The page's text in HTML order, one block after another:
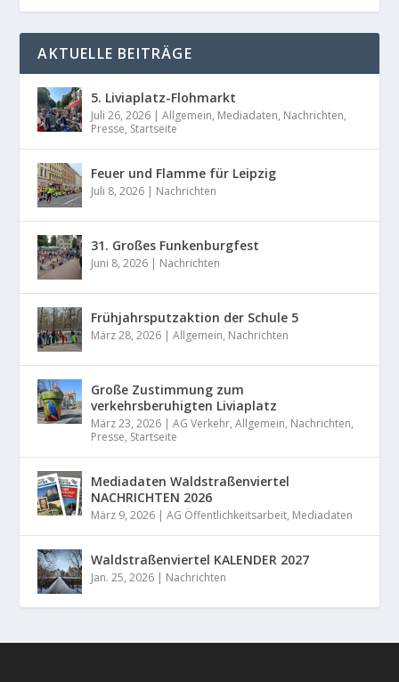
AKTUELLE BEITRÄGE
5. Liviaplatz-Flohmarkt
Juli 26, 2026 |Allgemein, Mediadaten, Nachrichten,
Presse, Startseite
Feuer und Flamme für Leipzig
Juli 8, 2026 | Nachrichten
31. Großes Funkenburgfest
Juni 8, 2026 | Nachrichten
Frühjahrsputzaktion der Schule 5
März 28, 2026 |Allgemein, Nachrichten
Große Zustimmung zum
verkehrsberuhigten Liviaplatz
März 23, 2026 |AG Verkehr,Allgemein, Nachrichten,
Presse, Startseite
Mediadaten Waldstraßenviertel
NACHRICHTEN 2026
März 9, 2026 |AG Öffentlichkeitsarbeit, Mediadaten
Waldstraßenviertel KALENDER 2027
Jan. 25, 2026 | Nachrichten